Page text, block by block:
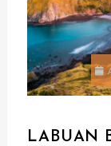
LABUAN